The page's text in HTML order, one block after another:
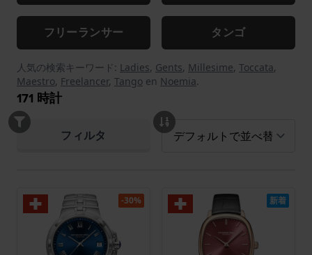
フリーランサー タンゴ
人気の検索キーワード: Ladies, Gents, Millesime, Toccata,
Maestro, Freelancer, Tango en Noemia.
171 時計
フィルタ
-30% 新着